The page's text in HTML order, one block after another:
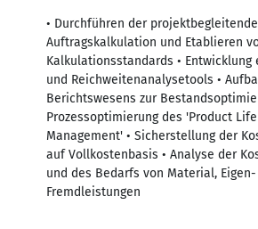
• Durchführen der
Auftragskalkulation und Etablieren
Kalkulationsstandards • Entwicklung
und Reichweitenanalysetools •
Berichtswesens zur
Prozessoptimierung des 'Product
Management' • Sicherstellung der
auf Vollkostenbasis • Analyse der
und des Bedarfs von Material,
Fremdleistungen